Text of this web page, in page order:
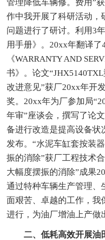
管理降低车辆修。费用”
作中我开展了科研活动，
问题进行了研讨。利用3
用手册》。20xx年翻译
《WARRANTY AND
书》。论文
改进意见”获厂20xx年开
奖。20xx年为厂参加局
年审”座谈会，撰写了论
备进行改造是提高设备状
发布。“水泥车缸套按装
振的消除”获厂工程技术
大幅度摆振的消除”成果
通过特种车辆生产管理、
面艰苦、卓越的工作，我
进行，为油厂增油上产做
二、低耗高效开展油